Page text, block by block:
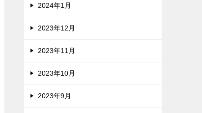
2024年1月
2023年12月
2023年11月
2023年10月
2023年9月